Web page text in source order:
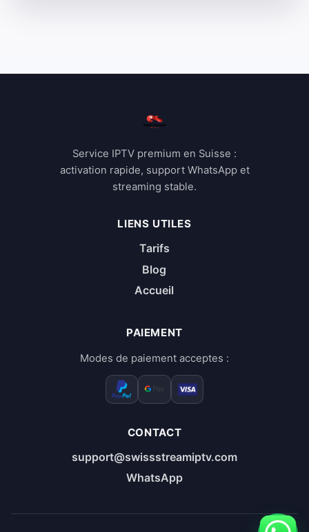
Service IPTV premium en Suisse :
activation rapide, support WhatsApp et
streaming stable.
LIENS UTILES
Tarifs
Blog
Accueil
PAIEMENT
Modes de paiement acceptes :
CONTACT
support@swissstreamiptv.com
WhatsApp